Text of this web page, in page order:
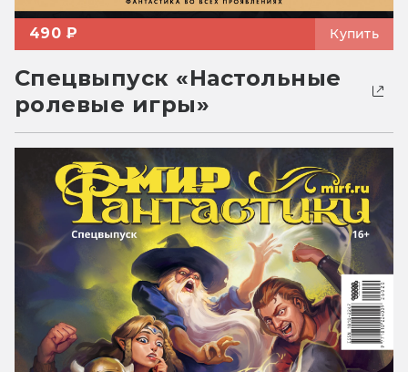
490 ₽ Купить
Спецвыпуск «Настольные
ролевые игры»